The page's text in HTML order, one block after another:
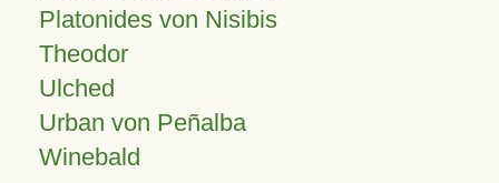
Platonides von Nisibis
Theodor
Ulched
Urban von Peñalba
Winebald